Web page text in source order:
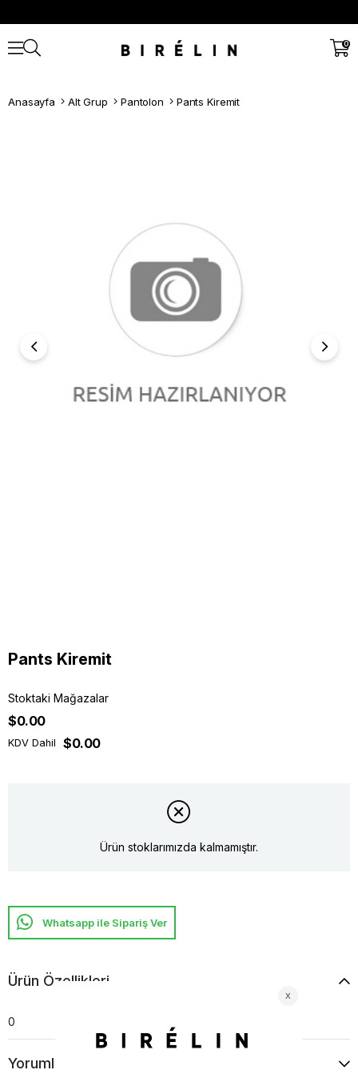
0
Anasayfa Alt Grup Pantolon Pants Kiremit
Pants Kiremit
Stoktaki Mağazalar
$0.00
KDV Dahil $0.00
Ürün stoklarımızda kalmamıştır.
Whatsapp ile Sipariş Ver
Ürün Özellikleri
0
Yorumlar